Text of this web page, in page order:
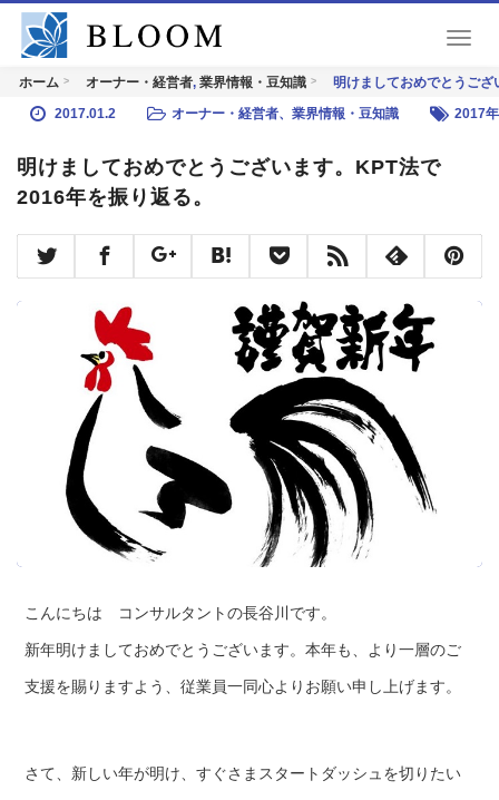
T
g
g
i
g
ホーム オーナー・経営者, 業界情報・豆知識 明けましておめでとうご
2017.01.2 オーナー・経営者、業界情報・豆知識 2017年
明けましておめでとうございます。KPT法で
2016年を振り返る。
こんにちは コンサルタントの長谷川です。
新年明けましておめでとうございます。本年も、より一層のご
支援を賜りますよう、従業員一同心よりお願い申し上げます。
さて、新しい年が明け、すぐさまスタートダッシュを切りたい